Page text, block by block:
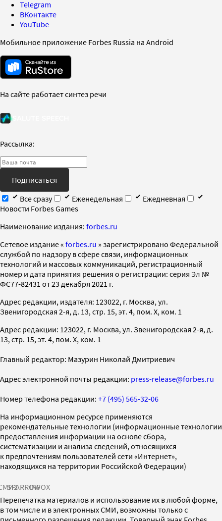
Telegram
ВКонтакте
YouTube
Мобильное приложение Forbes Russia на Android
На сайте работает синтез речи
Рассылка:
Подписаться
Все сразу
Еженедельная
Ежедневная
Новости Forbes Games
Наименование издания: forbes.ru
Cетевое издание « forbes.ru » зарегистрировано Федеральной
службой по надзору в сфере связи, информационных
технологий и массовых коммуникаций, регистрационный
номер и дата принятия решения о регистрации: серия Эл №
ФС77-82431 от 23 декабря 2021 г.
Адрес редакции, издателя: 123022, г. Москва, ул.
Звенигородская 2-я, д. 13, стр. 15, эт. 4, пом. X, ком. 1
Адрес редакции: 123022, г. Москва, ул. Звенигородская 2-я, д.
13, стр. 15, эт. 4, пом. X, ком. 1
Главный редактор: Мазурин Николай Дмитриевич
Адрес электронной почты редакции: press-release@forbes.ru
Номер телефона редакции: +7 (495) 565-32-06
На информационном ресурсе применяются
рекомендательные технологии (информационные технологии
предоставления информации на основе сбора,
систематизации и анализа сведений, относящихся
к предпочтениям пользователей сети «Интернет»,
находящихся на территории Российской Федерации)
SPARROWINFOX
Перепечатка материалов и использование их в любой форме,
в том числе и в электронных СМИ, возможны только с